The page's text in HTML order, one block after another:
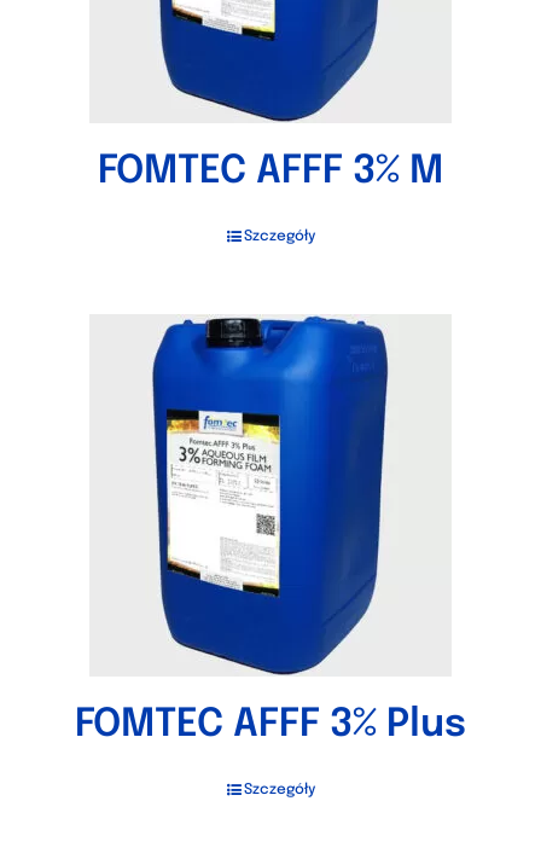
FOMTEC AFFF 3% M
Szczegóły
FOMTEC AFFF 3% Plus
Szczegóły